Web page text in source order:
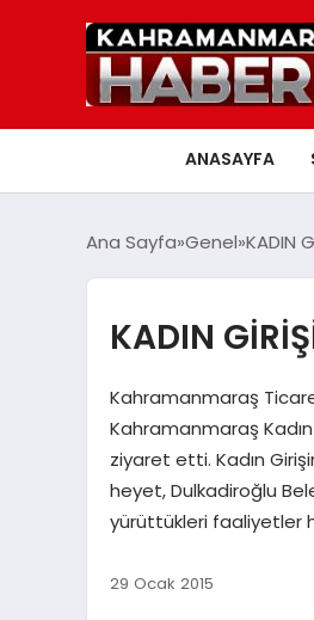
ANASAYFA
Ana Sayfa Genel KADIN
KADIN
Kahramanmaraş
Kahramanmaraş
ziyaret etti. Kadın
heyet, Dulkadiroğlu
yürüttükleri faaliyetler
29 Ocak 2015